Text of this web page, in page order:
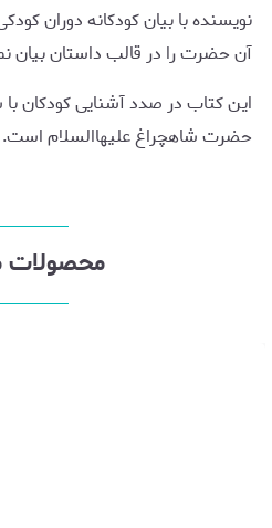
نویسنده با بیان کودکانه دوران
آن حضرت را در قالب داستان بیان
این کتاب در صدد آشنایی کودکان
حضرت شاهچراغ علیهاالسلام است.
محصولات